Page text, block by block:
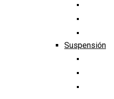
Suspensión